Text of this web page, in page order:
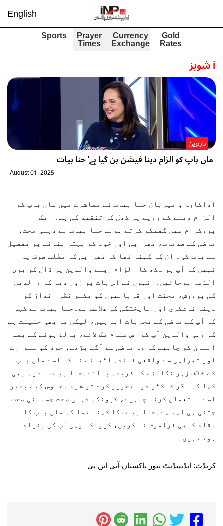
English
Gold
Rates
Currency
Exchange
Prayer
Times
Sports
iشوبز
ماں باپ کو الزام دینا فیشن بن گیا ہے' حنا بیات
تازترین
August 01, 2025
اداکارہ و میزبان حنا بیات نے معاشرے میں ماں باپ کو
الزام دینے کے رویے پر کھل کر تنقید کی ہے۔ ایک
پروگرام میں گفتگو کرتے ہوئے حنا بیات نے ذہنی صحت،
ماضی کے صدمات، تھراپی اور خود کو بہتر بنانے پر تفصیل
سے بات کی۔ ان کا کہنا تھا کہ تھراپی کا مطلب صرف یہ
نہیں کہ آپ ہر دکھ کا الزام اپنے والدین پر ڈال کر بری
الذمہ ہوجائیں۔انہوں نے اس بات پر زور دیا کہ والدین
کی پرورش، محنت اور قربانیوں کو یکسر نظر انداز کر
دینا ناشکری اور ناپختگی کی علامت ہے۔حنا بیات نے کہا
کہ آپ کے ماضی کے تجربات اہم ہیں، لیکن یہ بھی حقیقت ہے
کہ وہی والدین آپ کو اس مقام تک لائے، بالغ ہونے کے بعد
انسان کو چاہیے کہ وہ ماضی سے آگے بڑھے، خود کو سنوارے
اور تھراپی سے واقعی فائدہ اٹھائے نہ کہ اسے ماں باپ
کے خلاف زہر نکالنے کا ذریعہ بنائے۔حنا بیات نے یہ بھی
کہا کہ اگر ڈاکٹر دوا تجویز کرے تو شرم محسوس کیے بغیر
اسے استعمال کرنا چاہیے، کیونکہ ذہنی صحت جسمانی صحت
جتنی ہی اہم ہے۔حنا بیات کا کہنا تھا کہ ماں باپ کا
مقام کبھی فراموش نہ کریں، کیونکہ وہی آپ کی بنیاد
ہوتے ہیں۔
کریڈٹ: انڈیپنڈنٹ نیوز پاکستان-آئی این پی